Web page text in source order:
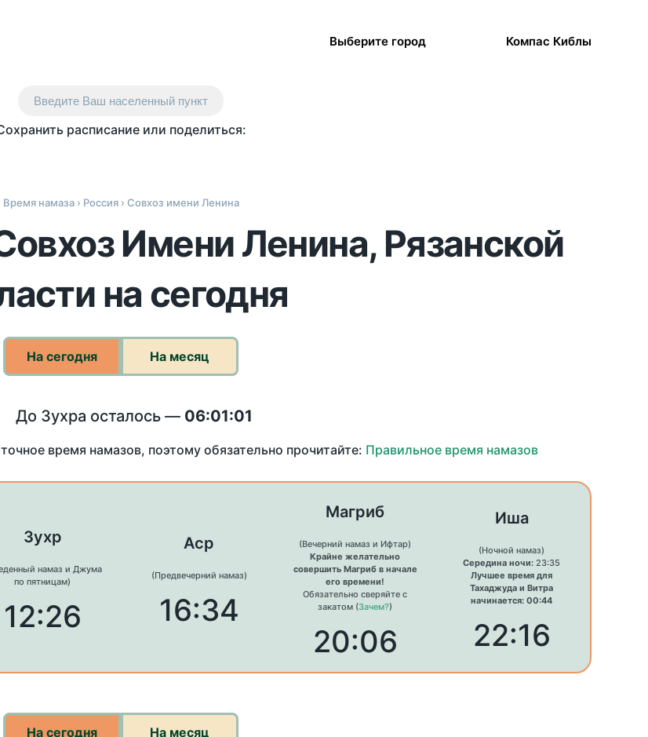
Выберите город Компас Киблы
Введите Ваш населенный пункт
расписание или поделиться:
Время намаза› Россия› Совхоз имени Ленина
Имени Ленина, Рязанской
на сегодня
На сегодня На месяц
До Зухра осталось — 06:01:01
время намазов, поэтому обязательно прочитайте: Правильное время намазов
Зухр
намаз и Джума
по пятницам)
12:26
Аср
(Предвечерний намаз)
16:34
Магриб
(Вечерний намаз и Ифтар)
Крайне желательно
совершить Магриб в начале
его времени!
Обязательно сверяйте с
закатом (Зачем?)
20:06
Иша
(Ночной намаз)
Середина ночи: 23:35
Лучшее время для
Тахаджуда и Витра
начинается: 00:44
22:16
На сегодня На месяц